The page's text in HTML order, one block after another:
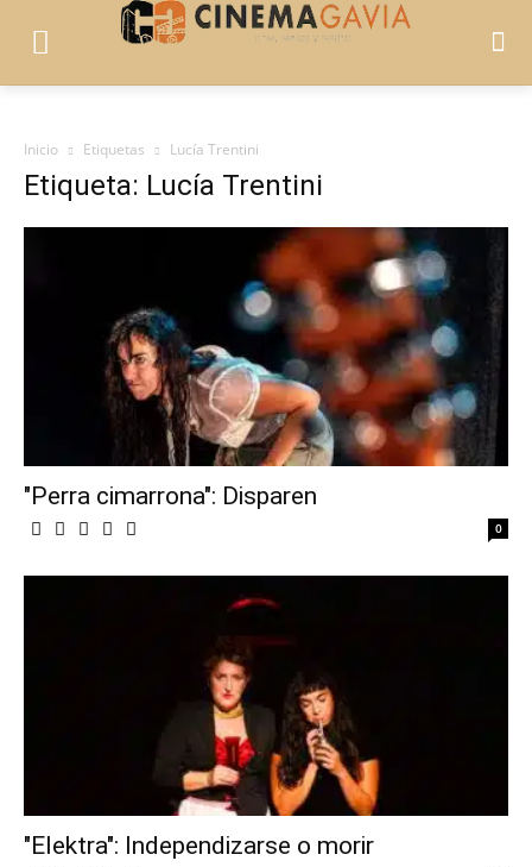
Inicio Etiquetas Lucía Trentini
Etiqueta: Lucía Trentini
"Perra cimarrona": Disparen
0
"Elektra": Independizarse o morir